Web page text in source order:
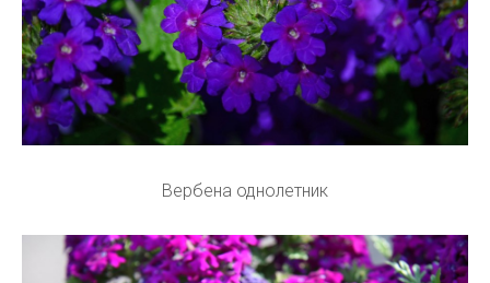
Вербена однолетник